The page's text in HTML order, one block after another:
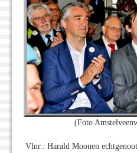
(Foto
Vlnr.: Harald Moonen